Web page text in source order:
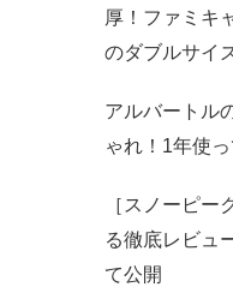
厚！ファミキ
のダブルサイ
アルバートル
ゃれ！1年使
［スノーピー
る徹底レビュ
て公開